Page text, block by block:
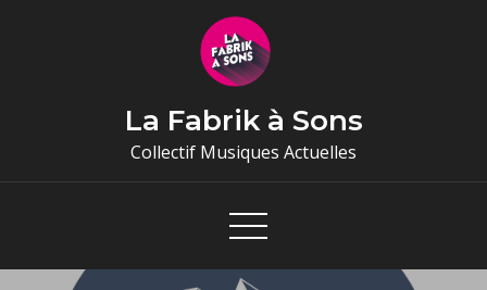
La Fabrik à Sons
Collectif Musiques Actuelles